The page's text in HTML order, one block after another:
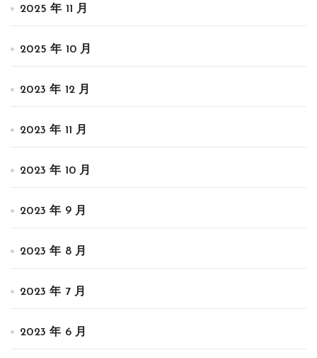
2025 年 11 月
2025 年 10 月
2023 年 12 月
2023 年 11 月
2023 年 10 月
2023 年 9 月
2023 年 8 月
2023 年 7 月
2023 年 6 月